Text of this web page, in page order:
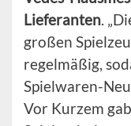
Lieferanten.
großen
regelmäßig,
Spielwaren-
Vor Kurzem